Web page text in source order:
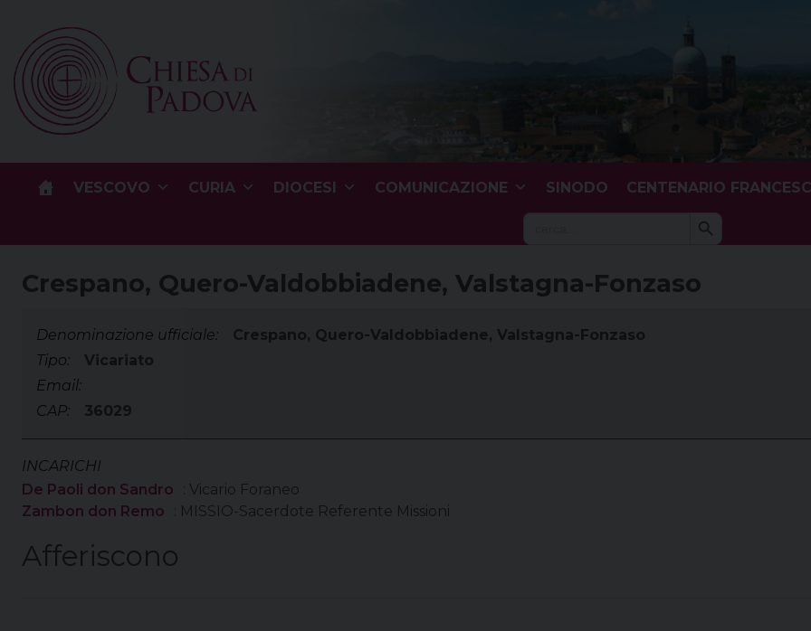
content
VESCOVO CURIA DIOCESI COMUNICAZIONE SINODO CENTENARIO
Search
Search Button
Crespano, Quero-Valdobbiadene, Valstagna-Fonzaso
Denominazione ufficiale:
Crespano, Quero-Valdobbiadene, Valstagna-Fonzaso
Tipo:
Vicariato
Email:
CAP:
36029
INCARICHI
De Paoli don Sandro
: Vicario Foraneo
Zambon don Remo
: MISSIO-Sacerdote Referente Missioni
Afferiscono